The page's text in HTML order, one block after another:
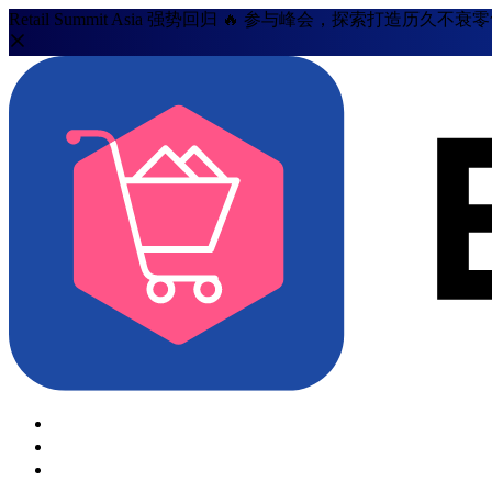
Retail Summit Asia 强势回归 🔥 参与峰会，探索打造历久不衰